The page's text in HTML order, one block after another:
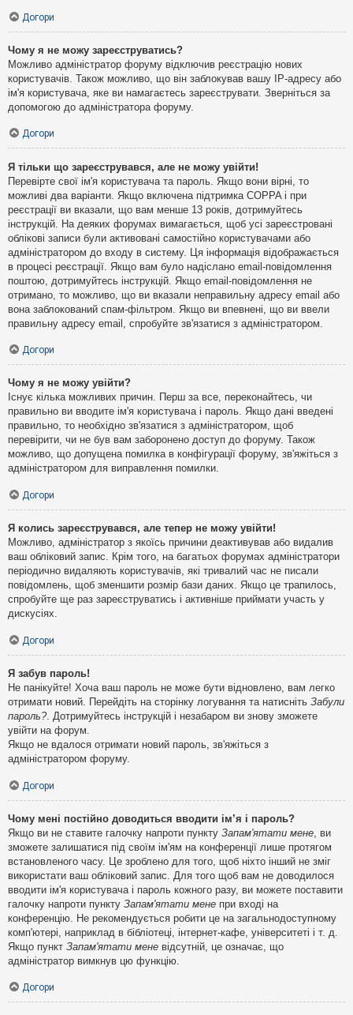
Догори
Чому я не можу зареєструватись?
Можливо адміністратор форуму відключив реєстрацію нових
користувачів. Також можливо, що він заблокував вашу IP-адресу або
ім'я користувача, яке ви намагаєтесь зареєструвати. Зверніться за
допомогою до адміністратора форуму.
Догори
Я тільки що зареєструвався, але не можу увійти!
Перевірте свої ім'я користувача та пароль. Якщо вони вірні, то
можливі два варіанти. Якщо включена підтримка COPPA і при
реєстрації ви вказали, що вам менше 13 років, дотримуйтесь
інструкцій. На деяких форумах вимагається, щоб усі зареєстровані
облікові записи були активовані самостійно користувачами або
адміністратором до входу в систему. Ця інформація відображається
в процесі реєстрації. Якщо вам було надіслано email-повідомлення
поштою, дотримуйтесь інструкцій. Якщо email-повідомлення не
отримано, то можливо, що ви вказали неправильну адресу email або
вона заблокований спам-фільтром. Якщо ви впевнені, що ви ввели
правильну адресу email, спробуйте зв'язатися з адміністратором.
Догори
Чому я не можу увійти?
Існує кілька можливих причин. Перш за все, переконайтесь, чи
правильно ви вводите ім'я користувача і пароль. Якщо дані введені
правильно, то необхідно зв'язатися з адміністратором, щоб
перевірити, чи не був вам заборонено доступ до форуму. Також
можливо, що допущена помилка в конфігурації форуму, зв'яжіться з
адміністратором для виправлення помилки.
Догори
Я колись зареєструвався, але тепер не можу увійти!
Можливо, адміністратор з якоїсь причини деактивував або видалив
ваш обліковий запис. Крім того, на багатьох форумах адміністратори
періодично видаляють користувачів, які тривалий час не писали
повідомлень, щоб зменшити розмір бази даних. Якщо це трапилось,
спробуйте ще раз зареєструватись і активніше приймати участь у
дискусіях.
Догори
Я забув пароль!
Не панікуйте! Хоча ваш пароль не може бути відновлено, вам легко
отримати новий. Перейдіть на сторінку логування та натисніть Забули
пароль?. Дотримуйтесь інструкцій і незабаром ви знову зможете
увійти на форум.
Якщо не вдалося отримати новий пароль, зв'яжіться з
адміністратором форуму.
Догори
Чому мені постійно доводиться вводити ім’я і пароль?
Якщо ви не ставите галочку напроти пункту Запам'ятати мене , ви
зможете залишатися під своїм ім'ям на конференції лише протягом
встановленого часу. Це зроблено для того, щоб ніхто інший не зміг
використати ваш обліковий запис. Для того щоб вам не доводилося
вводити ім'я користувача і пароль кожного разу, ви можете поставити
галочку напроти пункту Запам'ятати мене при вході на
конференцію. Не рекомендується робити це на загальнодоступному
комп'ютері, наприклад в бібліотеці, інтернет-кафе, університеті і т. д.
Якщо пункт Запам'ятати мене відсутній, це означає, що
адміністратор вимкнув цю функцію.
Догори